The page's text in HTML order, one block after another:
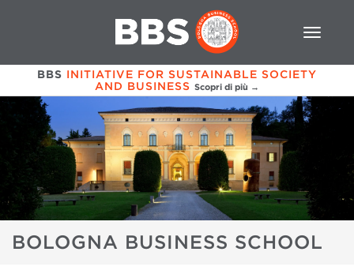
BBS INITIATIVE FOR SUSTAINABLE SOCIETY
AND BUSINESS Scopri di più →
BOLOGNA BUSINESS SCHOOL